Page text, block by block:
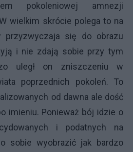
pokoleniowej amnezji
wielkim skrócie polega to na
przyzwyczaja się do obrazu
i nie zdają sobie przy tym
uległ on zniszczeniu w
poprzednich pokoleń. To
od dawna ale dość
imieniu. Ponieważ bój idzie o
i podatnych na
sobie wyobrazić jak bardzo